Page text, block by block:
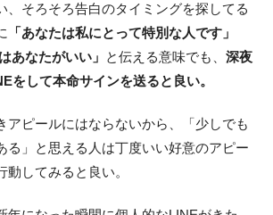
、そろそろ告白のタイミングを探してる
「あなたは私にとって特別な人です」
あなたがいい」 と伝える意味でも、 深夜
をして本命サインを送ると良い。
アピールにはならないから、「少しでも
る」と思える人は丁度いい好意のアピー
動してみると良い。